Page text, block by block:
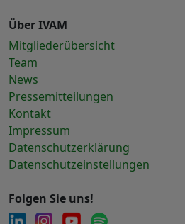
Über IVAM
Mitgliederübersicht
Team
News
Pressemitteilungen
Kontakt
Impressum
Datenschutzerklärung
Datenschutzeinstellungen
Folgen Sie uns!